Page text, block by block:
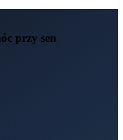
przy sen